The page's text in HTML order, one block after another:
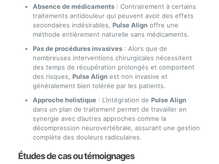
Absence de médicaments: Contrairement à certains
traitements antidouleur qui peuvent avoir des effets
secondaires indésirables, Pulse Alignoffre une
méthode entièrement naturelle sans médicaments.
Pas de procédures invasives: Alors que de
nombreuses interventions chirurgicales nécessitent
des temps de récupération prolongés et comportent
des risques, Pulse Alignest non invasive et
généralement bien tolérée par les patients.
Approche holistique: L’intégration de Pulse Align
dans un plan de traitement permet de travailler en
synergie avec d’autres approches comme la
décompression neurovertébrale, assurant une gestion
complète des douleurs radiculaires.
Études de cas ou témoignages